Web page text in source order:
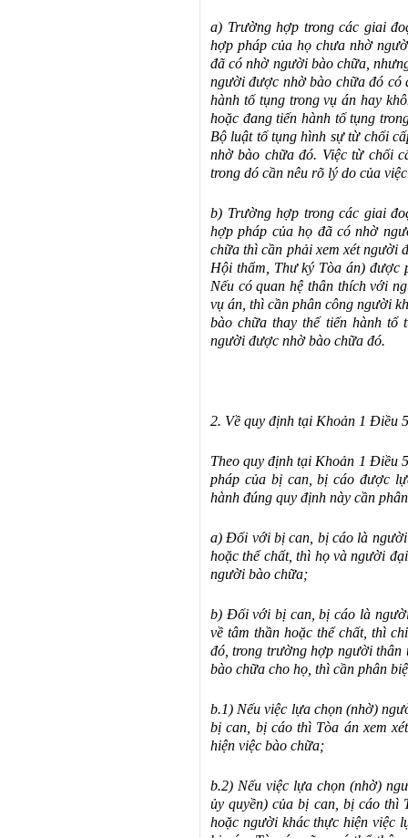
a) Trường hợp trong các giai
hợp pháp của họ chưa nhờ
đã có nhờ người bào chữa,
người được nhờ bào chữa đó có
hành tố tụng trong vụ án hay
hoặc đang tiến hành tố tụng
Bộ luật tố tụng hình sự từ chối
nhờ bào chữa đó. Việc từ chối
trong dó cần nêu rõ lý do của
b) Trường hợp trong các giai
hợp pháp của họ đã có nhờ
chữa thì cần phải xem xét người
Hội thẩm, Thư ký Tòa án) được
Nếu có quan hệ thân thích với
vụ án, thì cần phân công người
bào chữa thay thế tiến hành tố
người được nhờ bào chữa đó.
2. Về quy định tại Khoản 1 Điều
Theo quy định tại Khoản 1 Điều
pháp của bị can, bị cáo được
hành đúng quy định này cần
a) Đối với bị can, bị cáo là
hoặc thể chất, thì họ và người
người bào chữa;
b) Đối với bị can, bị cáo là
về tâm thần hoặc thể chất, thì
đó, trong trường hợp người
bào chữa cho họ, thì cần phân
b.1) Nếu việc lựa chọn (nhờ)
bị can, bị cáo thì Tòa án xem
hiện việc bào chữa;
b.2) Nếu việc lựa chọn (nhờ)
ủy quyền) của bị can, bị cáo thì
hoặc người khác thực hiện việc